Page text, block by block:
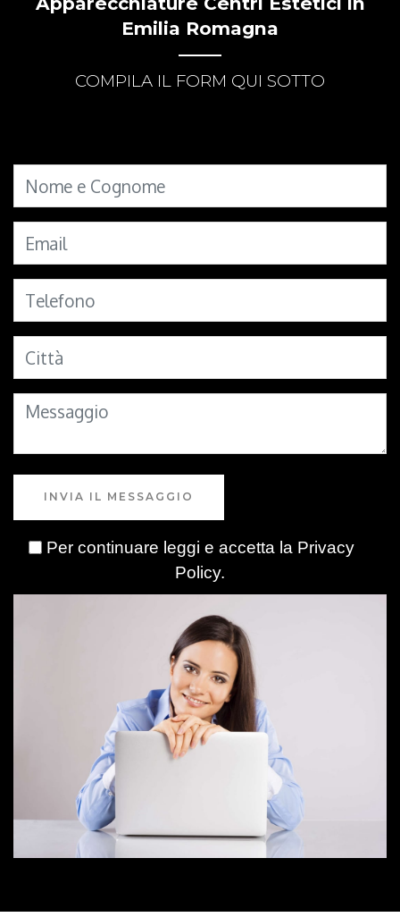
Emilia Romagna
COMPILA IL FORM QUI SOTTO
INVIA IL MESSAGGIO
Per continuare leggi e accetta la Privacy
Policy.